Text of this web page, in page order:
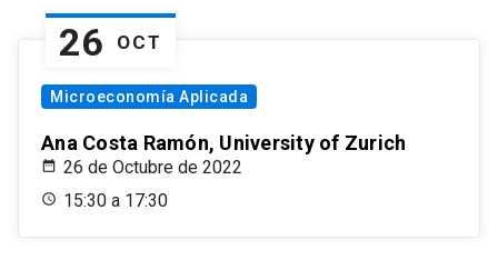
26 OCT
Microeconomía Aplicada
Ana Costa Ramón, University of Zurich
26 de Octubre de 2022
15:30 a 17:30